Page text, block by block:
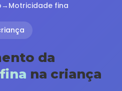
→ Motricidade fina
da
na criança